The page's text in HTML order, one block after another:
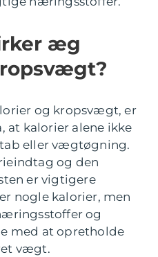
æg
og kropsvægt, er
at kalorier alene ikke
eller vægtøgning.
og den
er vigtigere
nogle kalorier, men
og
med at opretholde
vægt.